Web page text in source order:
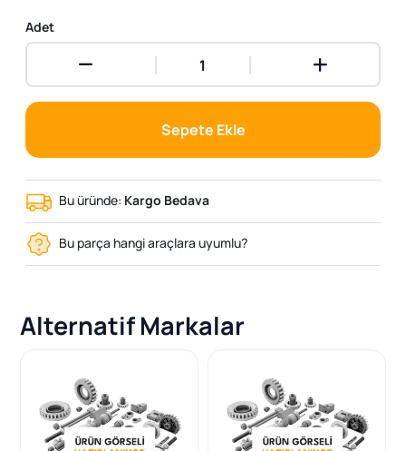
Adet
Sepete Ekle
Bu üründe: Kargo Bedava
Bu parça hangi araçlara uyumlu?
Alternatif Markalar